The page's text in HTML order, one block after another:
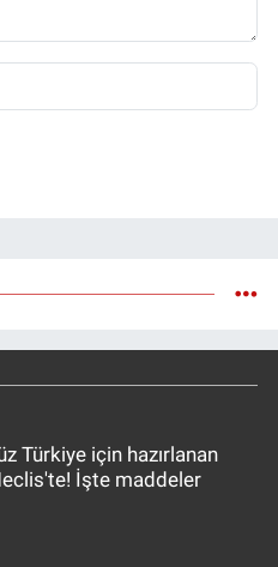
Türkiye için hazırlanan
İşte maddeler